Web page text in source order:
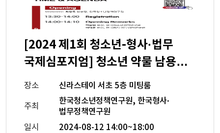
[2024 제1회 청소년-형사·법무
국제심포지엄] 청소년 약물 남용과
도박 문제
장소 신라스테이 서초 5층 미팅룸
주최
한국청소년정책연구원, 한국형사·
법무정책연구원
일시
2024-08-12 14:00~18:00